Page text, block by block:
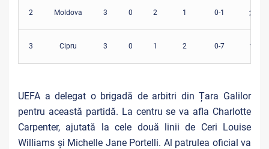
2 Moldova 3 0 2 1 0-1 2
3 Cipru 3 0 1 2 0-7 1
UEFA a delegat o brigadă de arbitri din Țara Galilor
pentru această partidă. La centru se va afla Charlotte
Carpenter, ajutată la cele două linii de Ceri Louise
Williams și Michelle Jane Portelli. Al patrulea oficial va